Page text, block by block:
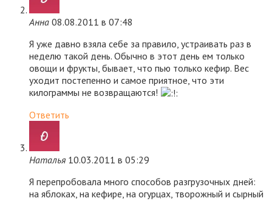
Анна 08.08.2011 в 07:48
Я уже давно взяла себе за правило, устраивать раз в
неделю такой день. Обычно в этот день ем только
овощи и фрукты, бывает, что пью только кефир. Вес
уходит постепенно и самое приятное, что эти
килограммы не возвращаются!
Ответить
Наталья 10.03.2011 в 05:29
Я перепробовала много способов разгрузочных дней:
на яблоках, на кефире, на огурцах, творожный и сырный